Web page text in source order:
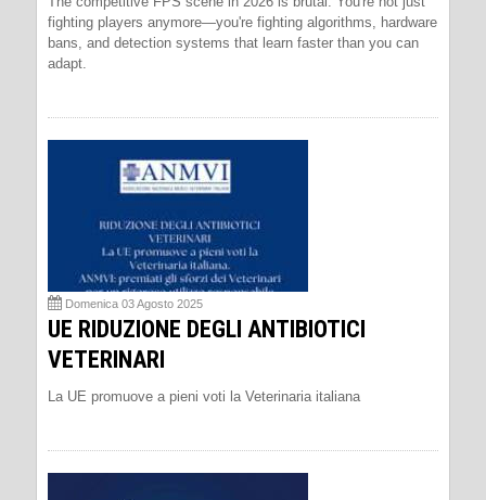
fighting players anymore—you're fighting algorithms, hardware
bans, and detection systems that learn faster than you can
adapt.
Domenica 03 Agosto 2025
UE RIDUZIONE DEGLI ANTIBIOTICI
VETERINARI
La UE promuove a pieni voti la Veterinaria italiana